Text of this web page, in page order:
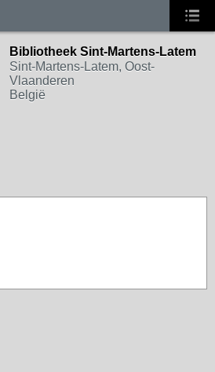
Bibliotheek Sint-Martens-Latem
Sint-Martens-Latem, Oost-
Vlaanderen
België